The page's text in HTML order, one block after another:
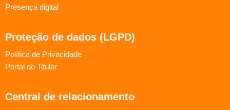
Presença digital
Proteção de dados (LGPD)
Política de Privacidade
Portal do Titular
Central de relacionamento